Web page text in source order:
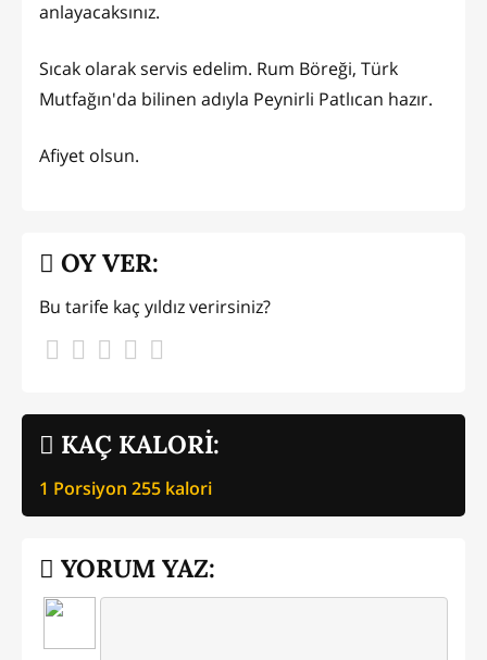
anlayacaksınız.
Sıcak olarak servis edelim. Rum Böreği, Türk
Mutfağın'da bilinen adıyla Peynirli Patlıcan hazır.
Afiyet olsun.
KAÇ KALORİ:
1 Porsiyon 255 kalori
OY VER:
Bu tarife kaç yıldız verirsiniz?
YORUM YAZ: